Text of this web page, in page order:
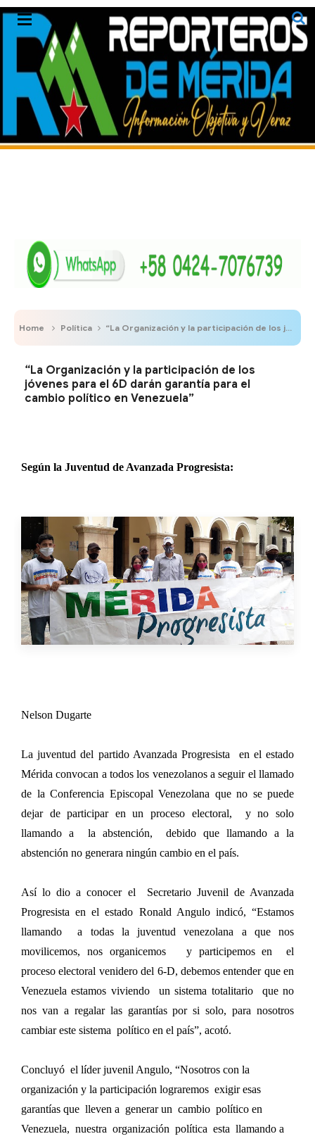
Home Política “La Organización y la participación de los jóvenes para el 6D darán garantía para el cambio político en Venezuela”
“La Organización y la participación de los
jóvenes para el 6D darán garantía para el
cambio político en Venezuela”
Según la Juventud de Avanzada Progresista:
Nelson Dugarte
La juventud del partido Avanzada Progresista en el estado
Mérida convocan a todos los venezolanos a seguir el llamado
de la Conferencia Episcopal Venezolana que no se puede
dejar de participar en un proceso electoral, y no solo
llamando a la abstención, debido que llamando a la
abstención no generara ningún cambio en el país.
Asílo dio a conocer el Secretario Juvenil de Avanzada
Progresista en el estado Ronald Angulo indicó, “Estamos
llamando a todas la juventud venezolana a que nos
movilicemos, nos organicemos y participemos en el
proceso electoral venidero del 6-D, debemos entender que en
Venezuela estamos viviendo un sistema totalitario que no
nos van a regalar las garantías por si solo, para nosotros
cambiar este sistema político en el país”, acotó.
Concluyó el líder juvenil Angulo, “Nosotros con la
organización y la participación lograremos exigir esas
garantías que lleven a generar un cambio político en
Venezuela, nuestra organización política esta llamando a